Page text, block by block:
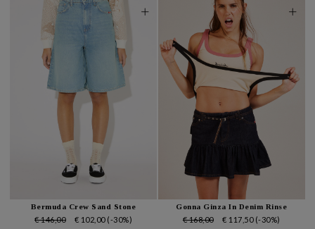
Bermuda Crew Sand Stone
€ 146,00 € 102,00 (-30%)
Gonna Ginza In Denim Rinse
€ 168,00 € 117,50 (-30%)